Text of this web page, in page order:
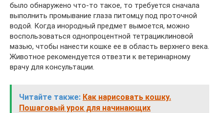
было обнаружено что-то такое, то требуется сначала
выполнить промывание глаза питомцу под проточной
водой. Когда инородный предмет вымоется, можно
воспользоваться однопроцентной тетрациклиновой
мазью, чтобы нанести кошке ее в область верхнего века.
Животное рекомендуется отвезти к ветеринарному
врачу для консультации.
Читайте также: Как нарисовать кошку.
Пошаговый урок для начинающих